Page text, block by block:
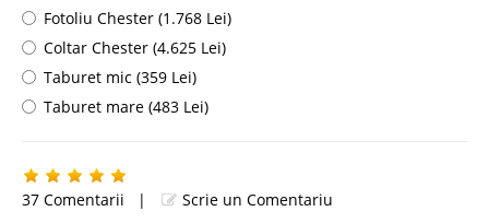
Fotoliu Chester (1.768 Lei)
Coltar Chester (4.625 Lei)
Taburet mic (359 Lei)
Taburet mare (483 Lei)
37 Comentarii |
Scrie un Comentariu